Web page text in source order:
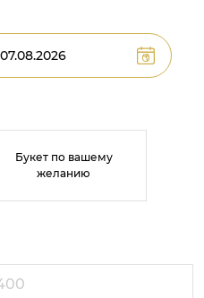
Букет по вашему
желанию